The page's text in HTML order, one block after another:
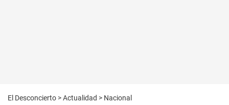
El Desconcierto >Actualidad > Nacional